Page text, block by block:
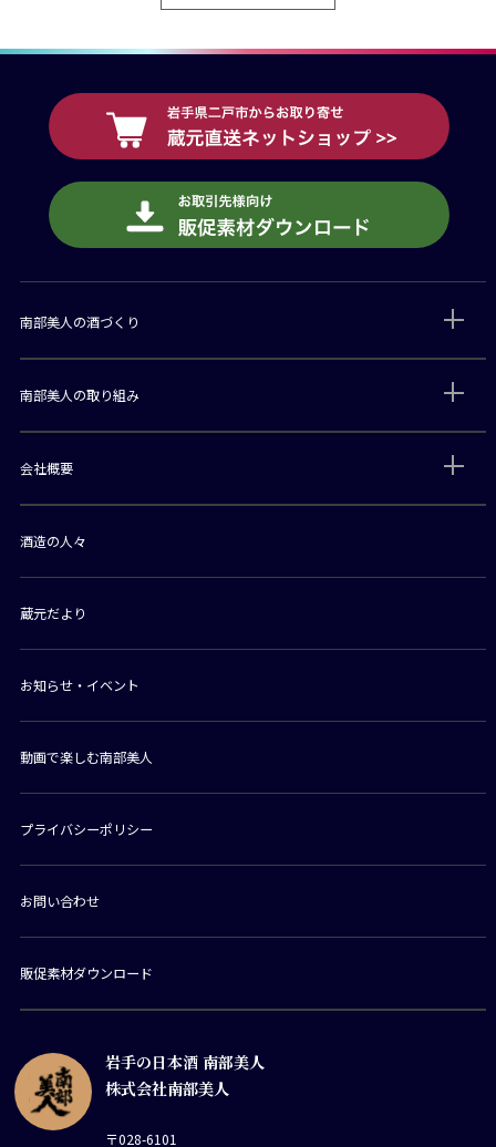
岩手の日本酒 南部美人
株式会社南部美人
〒028-6101
南部美人の酒づくり
南部美人の取り組み
会社概要
酒造の人々
蔵元だより
お知らせ・イベント
動画で楽しむ南部美人
プライバシーポリシー
お問い合わせ
販促素材ダウンロード